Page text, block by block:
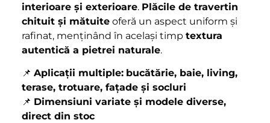
interioare și exterioare. Plăcile de travertin
chituit și mătuiteoferă un aspect uniform și
rafinat, menținând în același timp textura
autentică a pietrei naturale.
📌 Aplicații multiple: bucătărie, baie, living,
terase, trotuare, fațade și socluri
📌 Dimensiuni variate și modele diverse,
direct din stoc